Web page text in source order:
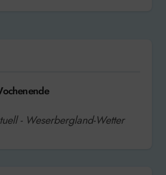
- Weserbergland-Wetter